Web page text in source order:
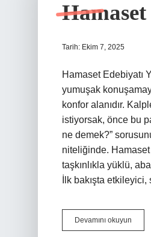
Tarih: Ekim 7, 2025
Hamaset Edebiyatı
yumuşak
konfor alanıdır.
istiyorsak, önce bu
ne demek?”
niteliğinde. Hamaset
taşkınlıkla yüklü,
İlk bakışta
Devamını okuyun